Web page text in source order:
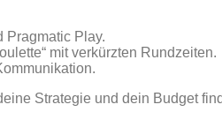
Pragmatic Play.
mit verkürzten Rundzeiten.
Strategie und dein Budget